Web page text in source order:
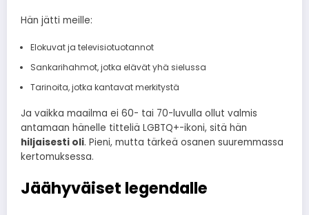
Hän jätti meille:
Elokuvat ja televisiotuotannot
Sankarihahmot, jotka elävät yhä sielussa
Tarinoita, jotka kantavat merkitystä
Ja vaikka maailma ei 60- tai 70-luvulla ollut valmis
antamaan hänelle titteliä LGBTQ+-ikoni, sitä hän
hiljaisesti oli. Pieni, mutta tärkeä osanen suuremmassa
kertomuksessa.
Jäähyväiset legendalle